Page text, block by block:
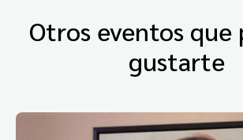
Otros eventos que
gustarte